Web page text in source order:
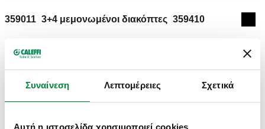
Συναίνεση Λεπτομέρειες Σχετικά
Αυτή η ιστοσελίδα χρησιμοποιεί cookies
359011 3+4 μεμονωμένοι διακόπτες 359410
Μοντέλα 3D
Κείμενο προσφοράς Εμφάνιση αντίγραφο